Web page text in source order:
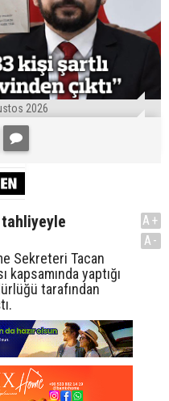
2026
tahliyeyle
Sekreteri Tacan
kapsamında yaptığı
tarafından
A+
A-